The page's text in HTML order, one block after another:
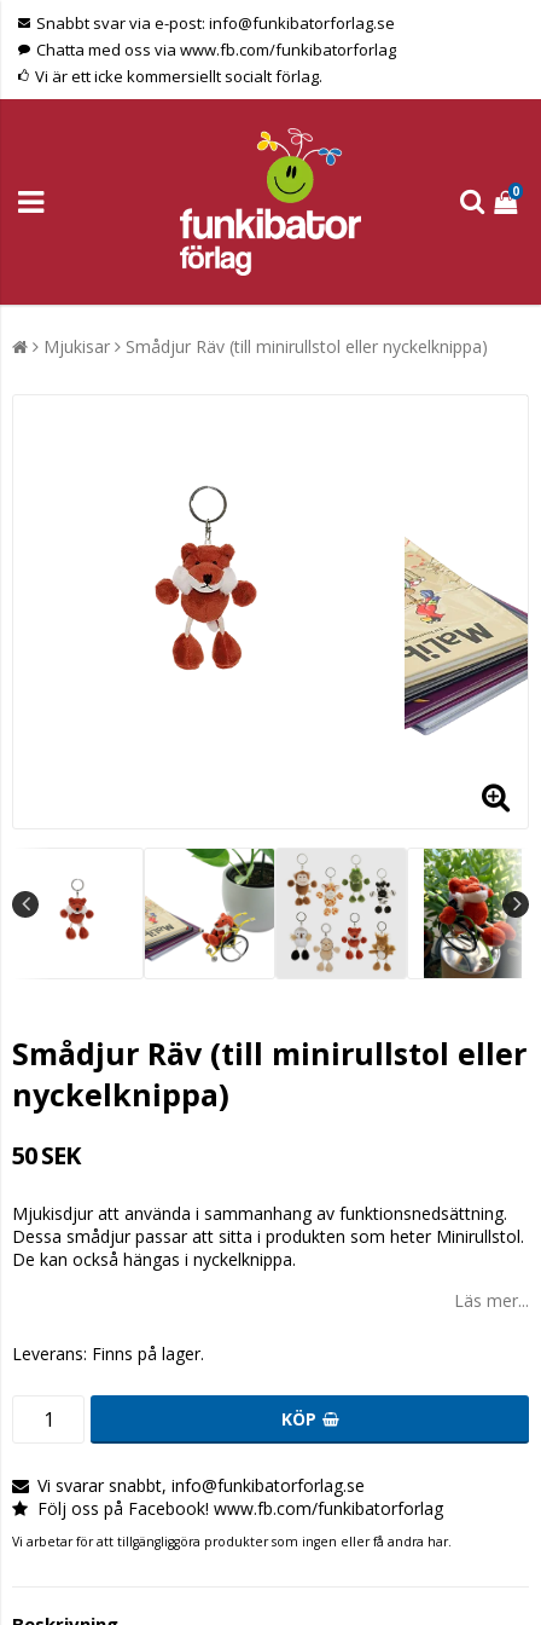
Snabbt svar via e-post: info@funkibatorforlag.se
Chatta med oss via www.fb.com/funkibatorforlag
Vi är ett icke kommersiellt socialt förlag.
0
Mjukisar Smådjur Räv (till minirullstol eller nyckelknippa)
Smådjur Räv (till minirullstol eller
nyckelknippa)
50 SEK
Mjukisdjur att använda i sammanhang av funktionsnedsättning.
Dessa smådjur passar att sitta i produkten som heter Minirullstol.
De kan också hängas i nyckelknippa.
Läs mer...
Leverans: Finns på lager.
KÖP
Vi svarar snabbt, info@funkibatorforlag.se
Följ oss på Facebook! www.fb.com/funkibatorforlag
Vi arbetar för att tillgängliggöra produkter som ingen eller få andra har.